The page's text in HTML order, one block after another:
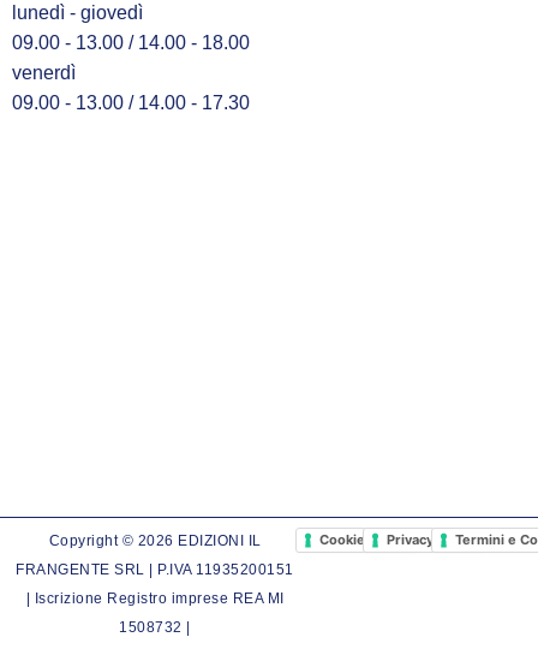
lunedì - giovedì
09.00 - 13.00 / 14.00 - 18.00
venerdì
09.00 - 13.00 / 14.00 - 17.30
Copyright © 2026 EDIZIONI IL
FRANGENTE SRL | P.IVA 11935200151
| Iscrizione Registro imprese REA MI
1508732 |
Cookie PolicyPrivacy PolicyTermini e